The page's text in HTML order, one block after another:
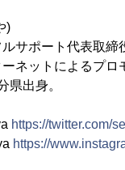
)
サポート代表取締
ネットによるプ
県出身。
https://twitter.com/
https://